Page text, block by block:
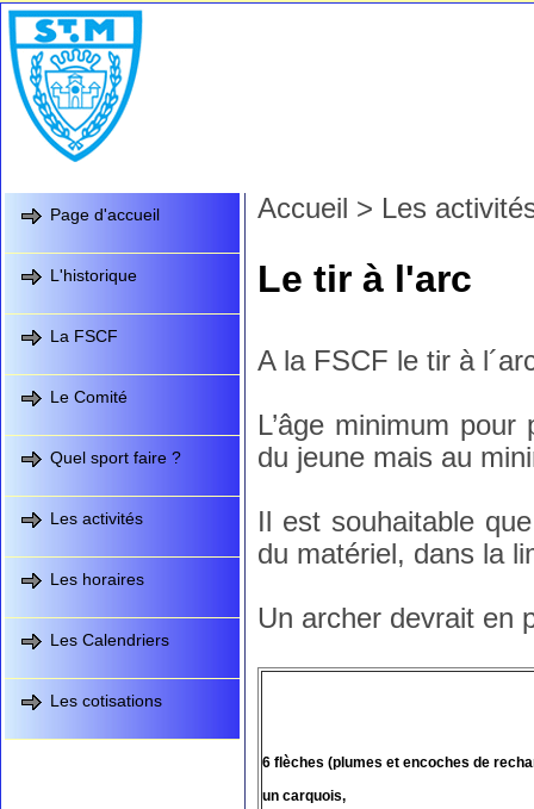
Page d'accueil
L'historique
La FSCF
Le Comité
Quel sport faire ?
Les activités
Les horaires
Les Calendriers
Les cotisations
Accueil > Les
Le tir à l'arc
A la FSCF le tir à
L’âge minimum
du jeune mais au
Il est souhaitable
du matériel, dans la
Un archer devrait en
6 flèches (plumes et encoches de
un carquois,